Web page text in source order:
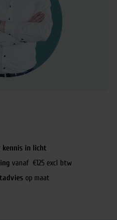
kennis in licht
vanaf €125 excl btw
op maat